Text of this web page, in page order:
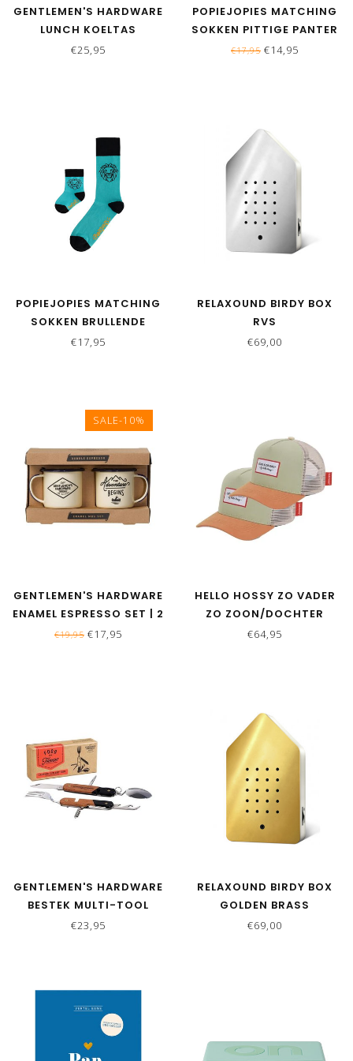
GENTLEMEN'S HARDWARE
LUNCH KOELTAS
€25,95
POPIEJOPIES MATCHING
SOKKEN PITTIGE PANTER
| GROEN
€17,95 €14,95
POPIEJOPIES MATCHING
SOKKEN BRULLENDE
LEEUW | TURQUOISE
€17,95
RELAXOUND BIRDY BOX
RVS
€69,00
SALE-10%
GENTLEMEN'S HARDWARE
ENAMEL ESPRESSO SET | 2
STUKS
€19,95 €17,95
HELLO HOSSY ZO VADER
ZO ZOON/DOCHTER
MATCHING CAPS - MINI
€64,95
GENTLEMEN'S HARDWARE
BESTEK MULTI-TOOL
CAMPING
€23,95
RELAXOUND BIRDY BOX
GOLDEN BRASS
€69,00